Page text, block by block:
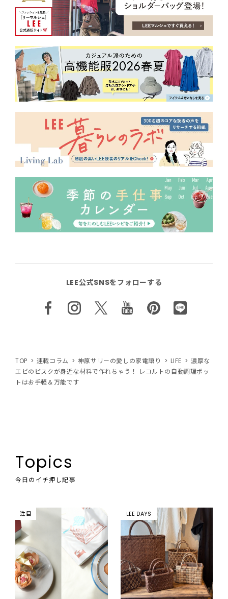
LEE公式SNSをフォローする
TOP 連載コラム 神原サリーの愛しの家電語り LIFE
濃厚な
エビのビスクが身近な材料で作れちゃう！ レコルトの自動調理ポッ
トはお手軽＆万能です
Topics
今日のイチ押し記事
注目 LEE DAYS